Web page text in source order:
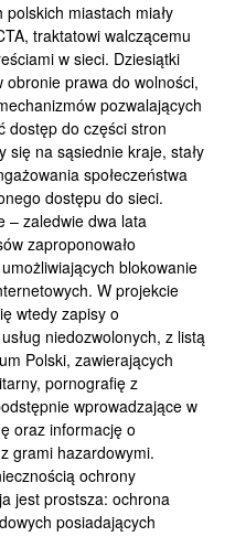
miastach miały
traktatowi walczącemu
w sieci. Dziesiątki
obronie prawa do wolności,
pozwalających
dostęp do części stron
się na sąsiednie kraje, stały
społeczeństwa
dostępu do sieci.
– zaledwie dwa lata
zaproponowało
blokowanie
W projekcie
wtedy zapisy o
niedozwolonych, z listą
Polski, zawierających
pornografię z
wprowadzające w
oraz informację o
grami hazardowymi.
ochrony
jest prostsza: ochrona
posiadających